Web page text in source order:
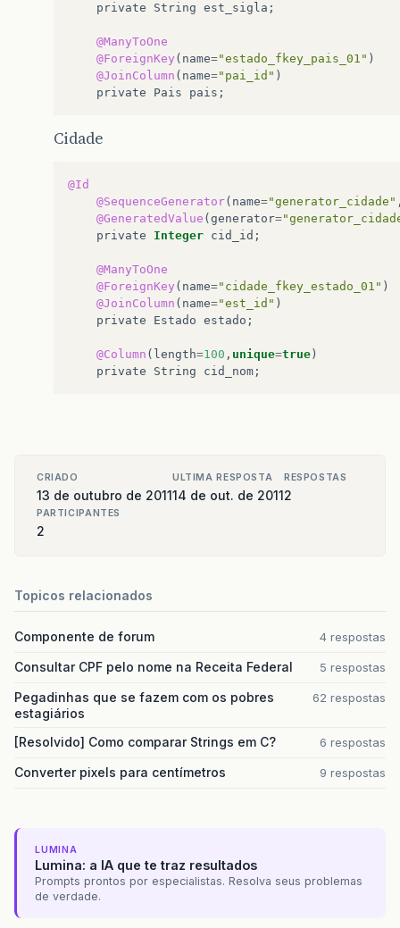
private
String est_sigla ;
@ManyToOne
@ForeignKey ( name="estado_fkey_pais_01" )
@JoinColumn ( name="pai_id" )
private
Pais pais ;
Cidade
@Id
@SequenceGenerator( name="generator_cidade"
@GeneratedValue ( generator=
private
Integer cid_id ;
@ManyToOne
@ForeignKey ( name="cidade_fkey_estado_01" )
@JoinColumn ( name="est_id" )
private
Estado estado ;
@Column ( length=100 , unique=true )
private
String cid_nom ;
CRIADO
13 de outubro de 2011
ULTIMA RESPOSTA
14 de out. de 2011
RESPOSTAS
2
PARTICIPANTES
2
Topicos relacionados
Componente de forum 4 respostas
Consultar CPF pelo nome na Receita Federal 5 respostas
Pegadinhas que se fazem com os pobres
estagiários
62 respostas
[Resolvido] Como comparar Strings em C? 6 respostas
Converter pixels para centímetros 9 respostas
LUMINA
Lumina: a IA que te traz resultados
Prompts prontos por especialistas. Resolva seus problemas
de verdade.